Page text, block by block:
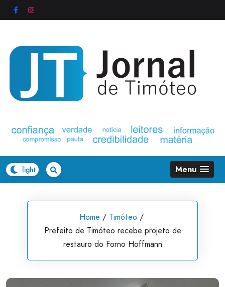
to
Menu
Home / Timóteo /
Prefeito de Timóteo recebe projeto de
restauro do Forno Hoffmann